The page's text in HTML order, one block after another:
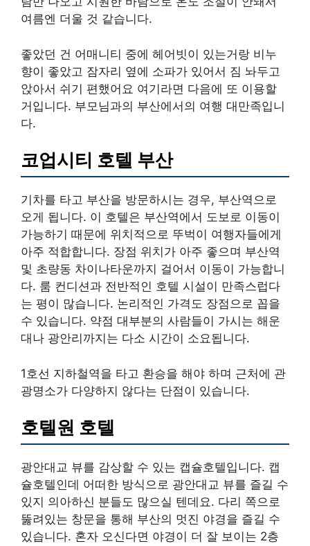
여름엔 더울 것 같습니다.
좋았던 건 어매니티 중에 헤어빗이 있는거랑 비누
향이 좋았고 잠자리 옆에 소파가 있어서 짐 놔두고
앉아서 쉬기 편했어요 여기라면 다음에 또 이용할
거입니다. 부모님과의 부산에서의 여행 대만족입니
다.
코업시티 호텔 부산
기차를 타고 부산을 방문하시는 경우, 부산역으로
오게 됩니다. 이 호텔은 부산역에서 도보로 이동이
가능하기 때문에 위치적으로 뚜벅이 여행자들에게
아주 적합합니다. 장점 위치가 아주 좋으며 부산역
및 초량동 차이나타운까지 걸어서 이동이 가능합니
다. 룸 컨디션과 전반적인 호텔 시설이 만족스럽다
는 평이 많습니다. 논리적인 가격도 장점으로 꼽을
수 있습니다. 약점 대부분의 사람들이 가시는 해운
대나 광안리까지는 다소 시간이 소요됩니다.
1호선 지하철역을 타고 환승을 해야 하며 근처에 관
광명소가 다양하지 않다는 단점이 있습니다.
호텔원 호텔
광안대교 뷰를 감상할 수 있는 캡슐호텔입니다. 캡
슐호텔인데 어떠한 방식으로 광안대교 뷰를 즐길 수
있지 의아하신 분들도 많으실 텐데요. 다리 쪽으로
뚫려있는 창문을 통해 부산의 멋진 야경을 즐길 수
있습니다. 혼자 오신다면 야경이 더 잘 보이는 2층